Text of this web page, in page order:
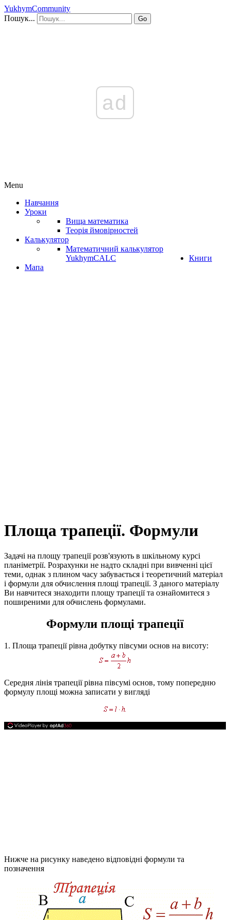
YukhymCommunity
Пошук...
Go
ad
Menu
Навчання
Уроки
Вища математика
Теорія ймовірностей
Калькулятор
Математичний калькулятор
YukhymCALC
Книги
Мапа
Площа трапеції. Формули
Задачі на площу трапеціїрозв'язують в шкільному курсі
планіметрії. Розрахунки не надто складні при вивченні цієї
теми, однак з плином часу забувається і теоретичний матеріал
і формули для обчислення площі трапеції. З даного матеріалу
Ви навчитеся знаходити площу трапеції та ознайомитеся з
поширеними для обчислень формулами.
Формули площі трапеції
1. Площа трапеціїрівна добутку півсуми основ на висоту:
Середня лінія трапеції рівна півсумі основ, тому попередню
формулу площі можна записати у вигляді
Нижче на рисунку наведено відповідні формули та
позначення